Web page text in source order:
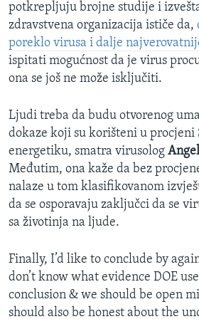
potkrepljuju brojne studije i
zdravstvena organizacija ističe da,
poreklo virusa i dalje
ispitati mogućnost da je virus
ona se još ne može isključiti.
Ljudi treba da budu otvorenog
dokaze koji su korišteni u procjeni
energetiku, smatra virusolog
Međutim, ona kaže da bez
nalaze u tom klasifikovanom
da se osporavaju zaključci da se
sa životinja na ljude.
Finally, I’d like to conclude by
don’t know what evidence DOE
conclusion & we should be open
should also be honest about the